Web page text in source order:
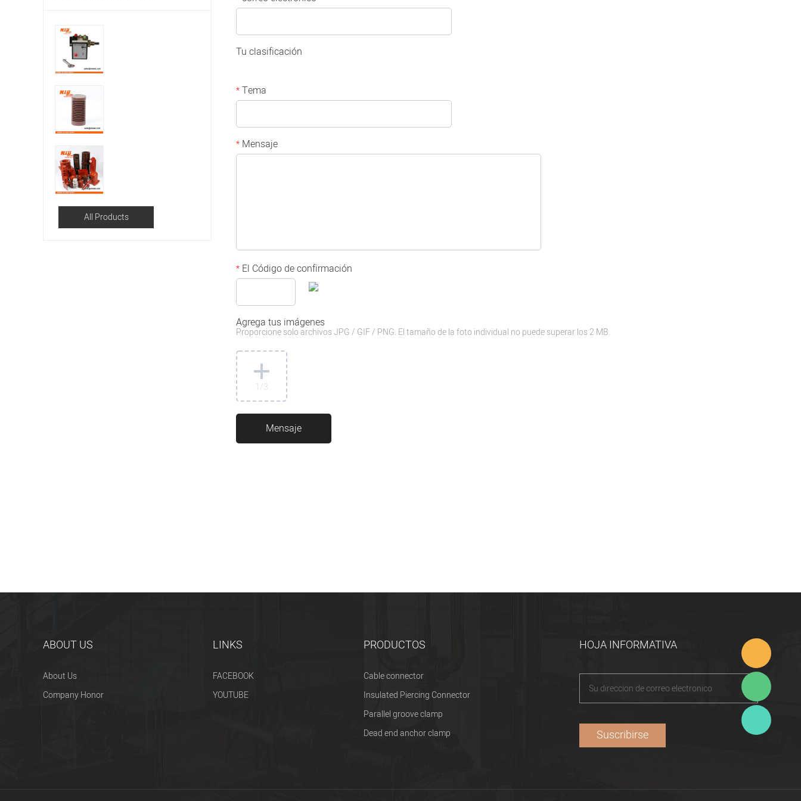
All Products
Tu clasificación
*Tema
* Mensaje
* El Código de confirmación
Agrega tus imágenes
Proporcione solo archivos JPG / GIF / PNG. El tamaño de la foto individual no puede superar los 2 MB.
1/3
ABOUT US
About Us
Company Honor
LINKS
FACEBOOK
YOUTUBE
PRODUCTOS
Cable connector
Insulated Piercing Connector
Parallel groove clamp
Dead end anchor clamp
HOJA INFORMATIVA